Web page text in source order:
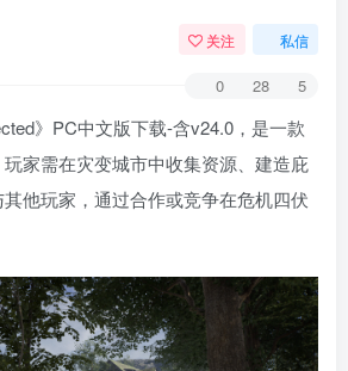
关注 私信
0 28 5
》PC中文版下载-含v24.0，是一款
家需在灾变城市中收集资源、建造庇
他玩家，通过合作或竞争在危机四伏